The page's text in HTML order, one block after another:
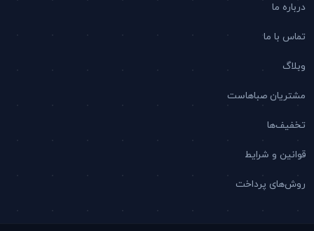
درباره ما
تماس با ما
وبلاگ
مشتریان صباهاست
تخفیف‌ها
قوانین و شرایط
روش‌های پرداخت